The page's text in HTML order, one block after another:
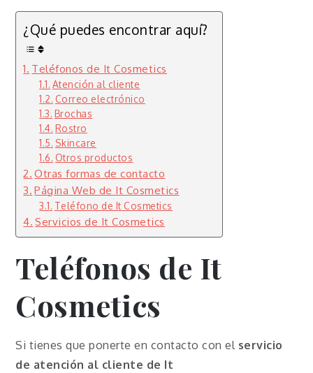
¿Qué puedes encontrar aquí?
Teléfonos de It Cosmetics
Atención al cliente
Correo electrónico
Brochas
Rostro
Skincare
Otros productos
Otras formas de contacto
Página Web de It Cosmetics
Teléfono de It Cosmetics
Servicios de It Cosmetics
Teléfonos de It
Cosmetics
Si tienes que ponerte en contacto con el servicio
de atención al cliente de It